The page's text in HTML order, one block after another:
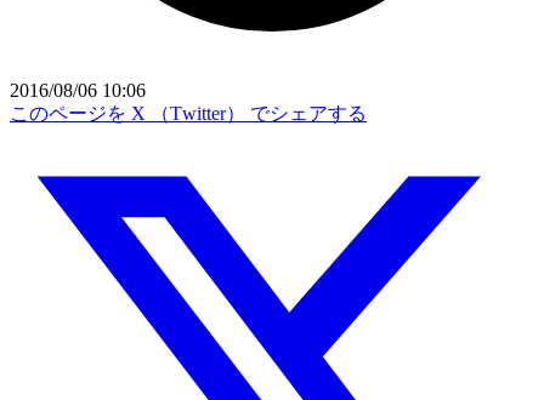
2016/08/06 10:06
このページを X （Twitter） でシェアする